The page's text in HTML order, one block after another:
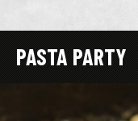
PASTA PARTY